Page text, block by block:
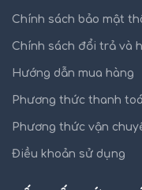
Chính sách bảo mật
Chính sách đổi trả và
Hướng dẫn mua hàng
Phương thức thanh
Phương thức vận
Điều khoản sử dụng